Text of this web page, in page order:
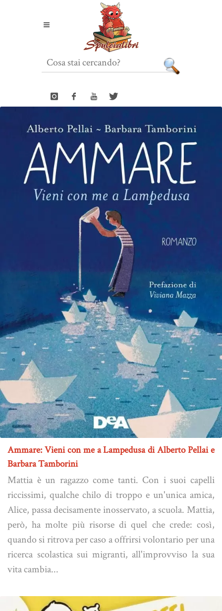
Ammare: Vieni con me a Lampedusa di Alberto Pellai e
Barbara Tamborini
Mattia è un ragazzo come tanti. Con i suoi capelli
riccissimi, qualche chilo di troppo e un'unica amica,
Alice, passa decisamente inosservato, a scuola. Mattia,
però, ha molte più risorse di quel che crede: così,
quando si ritrova per caso a offrirsi volontario per una
ricerca scolastica sui migranti, all'improvviso la sua
vita cambia...